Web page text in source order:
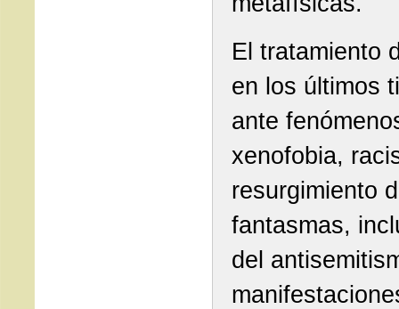
El tratamiento
en los últimos
ante
xenofobia,
resurgimiento
fantasmas,
del